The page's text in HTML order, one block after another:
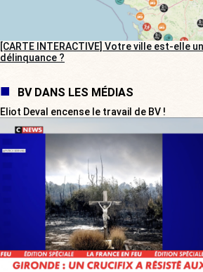
[CARTE INTERACTIVE] Votre ville est-elle
délinquance ?
BV DANS LES MÉDIAS
Eliot Deval encense le travail de BV !